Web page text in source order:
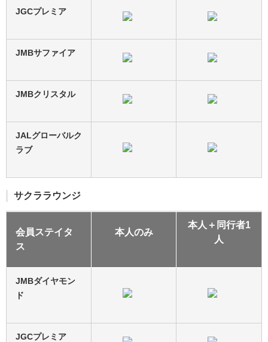
JGCプレミア
JMBサファイア
JMBクリスタル
JALグローバルク
ラブ
サクララウンジ
会員ステイタ
ス
本人のみ
本人＋同行者1
人
JMBダイヤモン
ド
JGCプレミア